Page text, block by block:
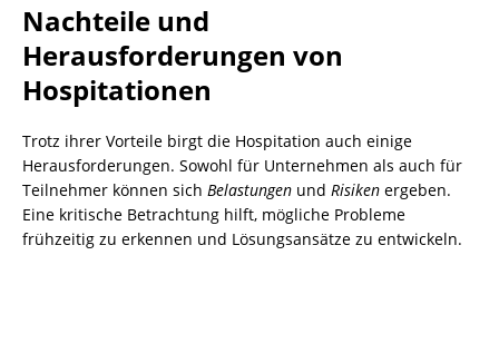
Nachteile und
Herausforderungen von
Hospitationen
Trotz ihrer Vorteile birgt die Hospitation auch einige
Herausforderungen. Sowohl für Unternehmen als auch für
Teilnehmer können sich Belastungen und Risiken ergeben.
Eine kritische Betrachtung hilft, mögliche Probleme
frühzeitig zu erkennen und Lösungsansätze zu entwickeln.